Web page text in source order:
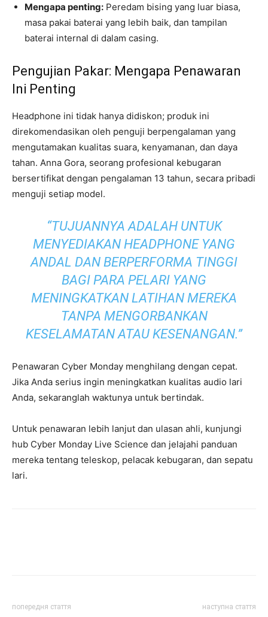
Mengapa penting: Peredam bising yang luar biasa,
masa pakai baterai yang lebih baik, dan tampilan
baterai internal di dalam casing.
Pengujian Pakar: Mengapa Penawaran
Ini Penting
Headphone ini tidak hanya didiskon; produk ini
direkomendasikan oleh penguji berpengalaman yang
mengutamakan kualitas suara, kenyamanan, dan daya
tahan. Anna Gora, seorang profesional kebugaran
bersertifikat dengan pengalaman 13 tahun, secara pribadi
menguji setiap model.
“TUJUANNYA ADALAH UNTUK
MENYEDIAKAN HEADPHONE YANG
ANDAL DAN BERPERFORMA TINGGI
BAGI PARA PELARI YANG
MENINGKATKAN LATIHAN MEREKA
TANPA MENGORBANKAN
KESELAMATAN ATAU KESENANGAN.”
Penawaran Cyber ​​Monday menghilang dengan cepat.
Jika Anda serius ingin meningkatkan kualitas audio lari
Anda, sekaranglah waktunya untuk bertindak.
Untuk penawaran lebih lanjut dan ulasan ahli, kunjungi
hub Cyber ​​Monday Live Science dan jelajahi panduan
mereka tentang teleskop, pelacak kebugaran, dan sepatu
lari.
попередня стаття наступна стаття